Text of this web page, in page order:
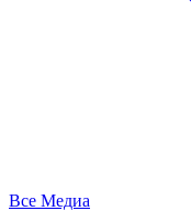
Все Медиа